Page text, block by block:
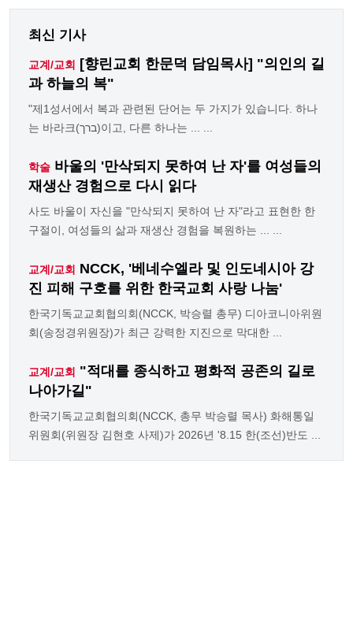
최신 기사
교계/교회
[향린교회 한문덕 담임목사] "의인의 길
과 하늘의 복"
"제1성서에서 복과 관련된 단어는 두 가지가 있습니다. 하나
는 바라크(ברך)이고, 다른 하나는 ... ...
학술 바울의 '만삭되지 못하여 난 자'를 여성들의
재생산 경험으로 다시 읽다
사도 바울이 자신을 "만삭되지 못하여 난 자"라고 표현한 한
구절이, 여성들의 삶과 재생산 경험을 복원하는 ... ...
교계/교회 NCCK, '베네수엘라 및 인도네시아 강
진 피해 구호를 위한 한국교회 사랑 나눔'
한국기독교교회협의회(NCCK, 박승렬 총무) 디아코니아위원
회(송정경위원장)가 최근 강력한 지진으로 막대한 ...
교계/교회 "적대를 종식하고 평화적 공존의 길로
나아가길"
한국기독교교회협의회(NCCK, 총무 박승렬 목사) 화해통일
위원회(위원장 김현호 사제)가 2026년 '8.15 한(조선)반도 ...